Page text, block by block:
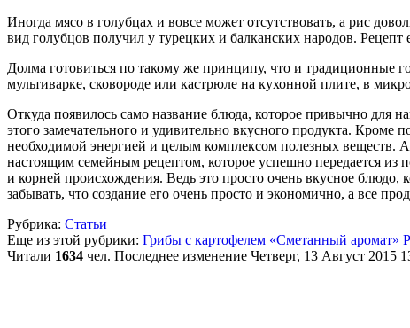
Иногда мясо в голубцах и вовсе может отсутствовать, а рис
вид голубцов получил у турецких и балканских народов.
Долма готовиться по такому же принципу, что и традиционные
мультиварке, сковороде или кастрюле на кухонной плите, в
Откуда появилось само название блюда, которое привычно для
этого замечательного и удивительно вкусного продукта.
необходимой энергией и целым комплексом полезных веществ. А
настоящим семейным рецептом, которое успешно передается
и корней происхождения. Ведь это просто очень вкусное
забывать, что создание его очень просто и экономично, а все
Рубрика: Статьи
Еще из этой рубрики: Грибы с картофелем «Сметанный аромат»
Читали 1634 чел. Последнее изменение Четверг, 13 Август 2015